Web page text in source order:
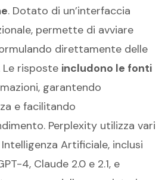
. Dotato di un’interfaccia
permette di avviare
direttamente delle
Le risposte includono le fonti
garantendo
e facilitando
Perplexity utilizza vari
Artificiale, inclusi
4, Claude 2.0 e 2.1, e